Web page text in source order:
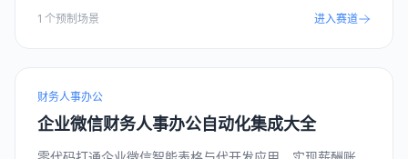
1 个预制场景 进入赛道
财务人事办公
企业微信财务人事办公自动化集成大全